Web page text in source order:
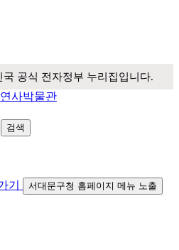
공식 전자정부 누리집입니다.
사박물관
검색
기 서대문구청 홈페이지 메뉴 노출